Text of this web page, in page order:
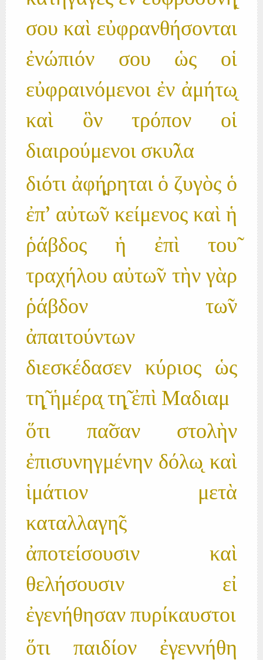
σου καὶ εὐφρανθήσονται
ἐνώπιόν σου ὡς οἱ
εὐφραινόμενοι ἐν ἀμήτω̨
καὶ ὃν τρόπον οἱ
διαιρούμενοι σκυ̃λα
διότι ἀφή̨ρηται ὁ ζυγὸς ὁ
ἐπ' αὐτω̃ν κείμενος καὶ ἡ
ῥάβδος ἡ ἐπὶ του̃
τραχήλου αὐτω̃ν τὴν γὰρ
ῥάβδον τω̃ν
ἀπαιτούντων
διεσκέδασεν κύριος ὡς
τη̨̃ ἡμέρα̨ τη̨̃ ἐπὶ Μαδιαμ
ὅτι πα̃σαν στολὴν
ἐπισυνηγμένην δόλω̨ καὶ
ἱμάτιον μετὰ
καταλλαγη̃ς
ἀποτείσουσιν καὶ
θελήσουσιν εἰ
ἐγενήθησαν πυρίκαυστοι
ὅτι παιδίον ἐγεννήθη